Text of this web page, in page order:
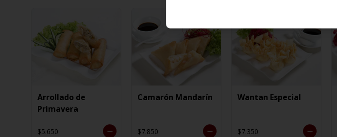
Arrollado de
Primavera
$5.650
Camarón Mandarín
$7.850
Wantan Especial
$7.350